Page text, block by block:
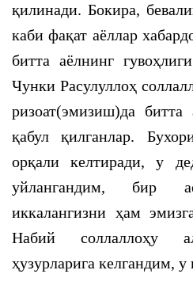
қилинади. Бокира,
каби фақат аёллар
битта аёлнинг
Чунки Расулуллоҳ
ризоат(эмизиш)да битта
қабул қилганлар.
орқали келтиради, у
уйлангандим, бир
иккалангизни ҳам
Набий соллаллоҳу
ҳузурларига келгандим,